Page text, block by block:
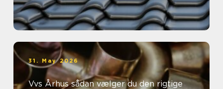
31. May 2026
Vvs Århus sådan vælger du den rigtige